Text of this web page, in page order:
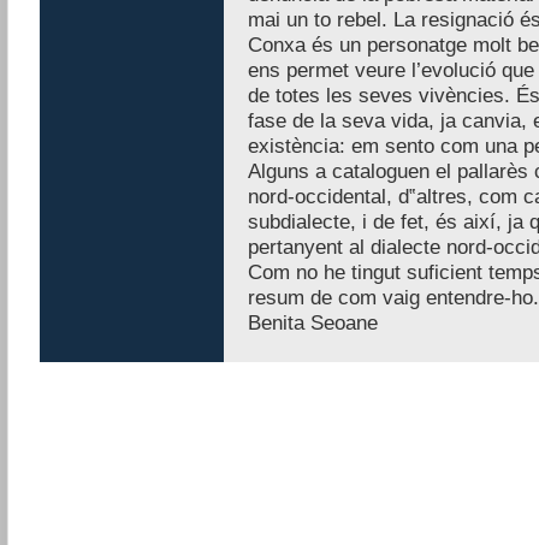
mai un to rebel. La resignació
Conxa és un personatge molt
ens permet veure l’evolució
de totes les seves vivències.
fase de la seva vida, ja canvia,
existència: em sento com una
Alguns a cataloguen el
nord-occidental, d‟altres, com
subdialecte, i de fet, és així, ja
pertanyent al dialecte nord-
Com no he tingut suficient
resum de com vaig entendre-ho.
Benita Seoane